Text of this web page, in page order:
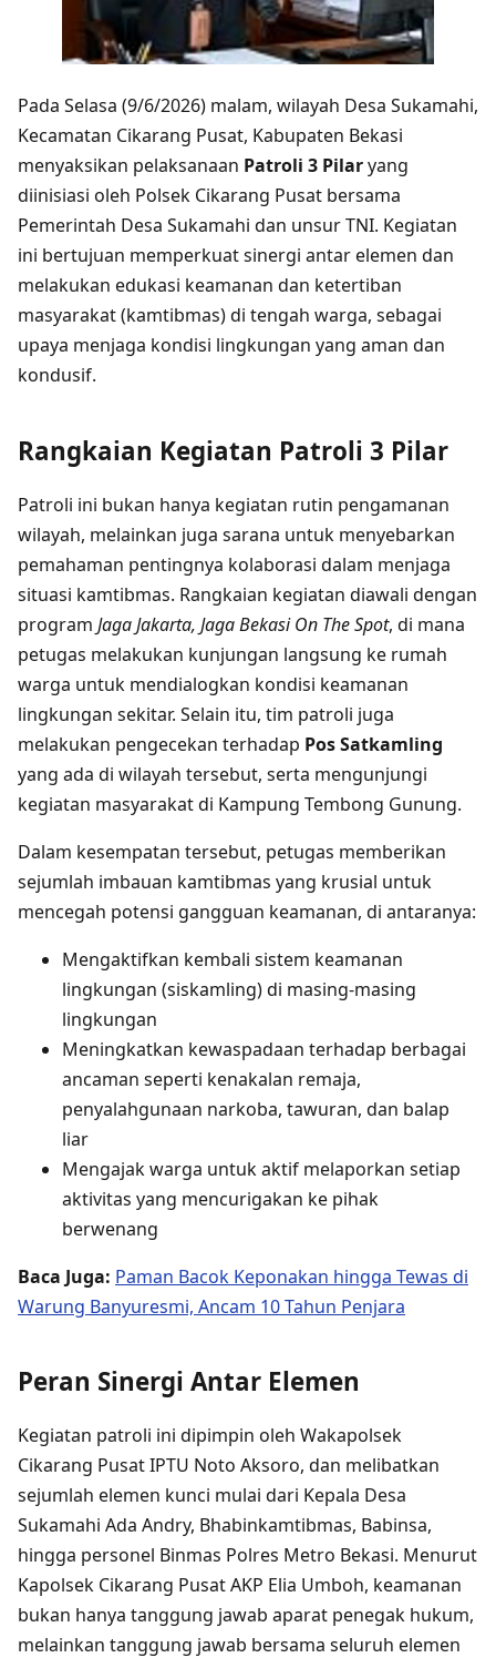
Pada Selasa (9/6/2026) malam, wilayah Desa Sukamahi,
Kecamatan Cikarang Pusat, Kabupaten Bekasi
menyaksikan pelaksanaan Patroli 3 Pilaryang
diinisiasi oleh Polsek Cikarang Pusat bersama
Pemerintah Desa Sukamahi dan unsur TNI. Kegiatan
ini bertujuan memperkuat sinergi antar elemen dan
melakukan edukasi keamanan dan ketertiban
masyarakat (kamtibmas) di tengah warga, sebagai
upaya menjaga kondisi lingkungan yang aman dan
kondusif.
Rangkaian Kegiatan Patroli 3 Pilar
Patroli ini bukan hanya kegiatan rutin pengamanan
wilayah, melainkan juga sarana untuk menyebarkan
pemahaman pentingnya kolaborasi dalam menjaga
situasi kamtibmas. Rangkaian kegiatan diawali dengan
program Jaga Jakarta, Jaga Bekasi On The Spot, di mana
petugas melakukan kunjungan langsung ke rumah
warga untuk mendialogkan kondisi keamanan
lingkungan sekitar. Selain itu, tim patroli juga
melakukan pengecekan terhadap Pos Satkamling
yang ada di wilayah tersebut, serta mengunjungi
kegiatan masyarakat di Kampung Tembong Gunung.
Dalam kesempatan tersebut, petugas memberikan
sejumlah imbauan kamtibmas yang krusial untuk
mencegah potensi gangguan keamanan, di antaranya:
Mengaktifkan kembali sistem keamanan
lingkungan (siskamling) di masing-masing
lingkungan
Meningkatkan kewaspadaan terhadap berbagai
ancaman seperti kenakalan remaja,
penyalahgunaan narkoba, tawuran, dan balap
liar
Mengajak warga untuk aktif melaporkan setiap
aktivitas yang mencurigakan ke pihak
berwenang
Baca Juga: Paman Bacok Keponakan hingga Tewas di
Warung Banyuresmi, Ancam 10 Tahun Penjara
Peran Sinergi Antar Elemen
Kegiatan patroli ini dipimpin oleh Wakapolsek
Cikarang Pusat IPTU Noto Aksoro, dan melibatkan
sejumlah elemen kunci mulai dari Kepala Desa
Sukamahi Ada Andry, Bhabinkamtibmas, Babinsa,
hingga personel Binmas Polres Metro Bekasi. Menurut
Kapolsek Cikarang Pusat AKP Elia Umboh, keamanan
bukan hanya tanggung jawab aparat penegak hukum,
melainkan tanggung jawab bersama seluruh elemen